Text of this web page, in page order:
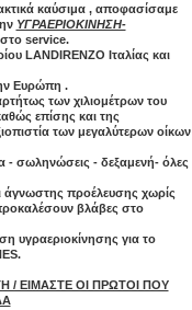
καύσιμα , αποφασίσαμε
ΥΓΡΑΕΡΙΟΚΙΝΗΣΗ-
service.
LANDIRENZO Ιταλίας και
Ευρώπη .
των χιλιομέτρων του
επίσης και της
των μεγαλύτερων οίκων
- σωληνώσεις - δεξαμενή- όλες
άγνωστης προέλευσης χωρίς
βλάβες στο
υγραεριοκίνησης για το
/ ΕΙΜΑΣΤΕ ΟΙ ΠΡΩΤΟΙ ΠΟΥ